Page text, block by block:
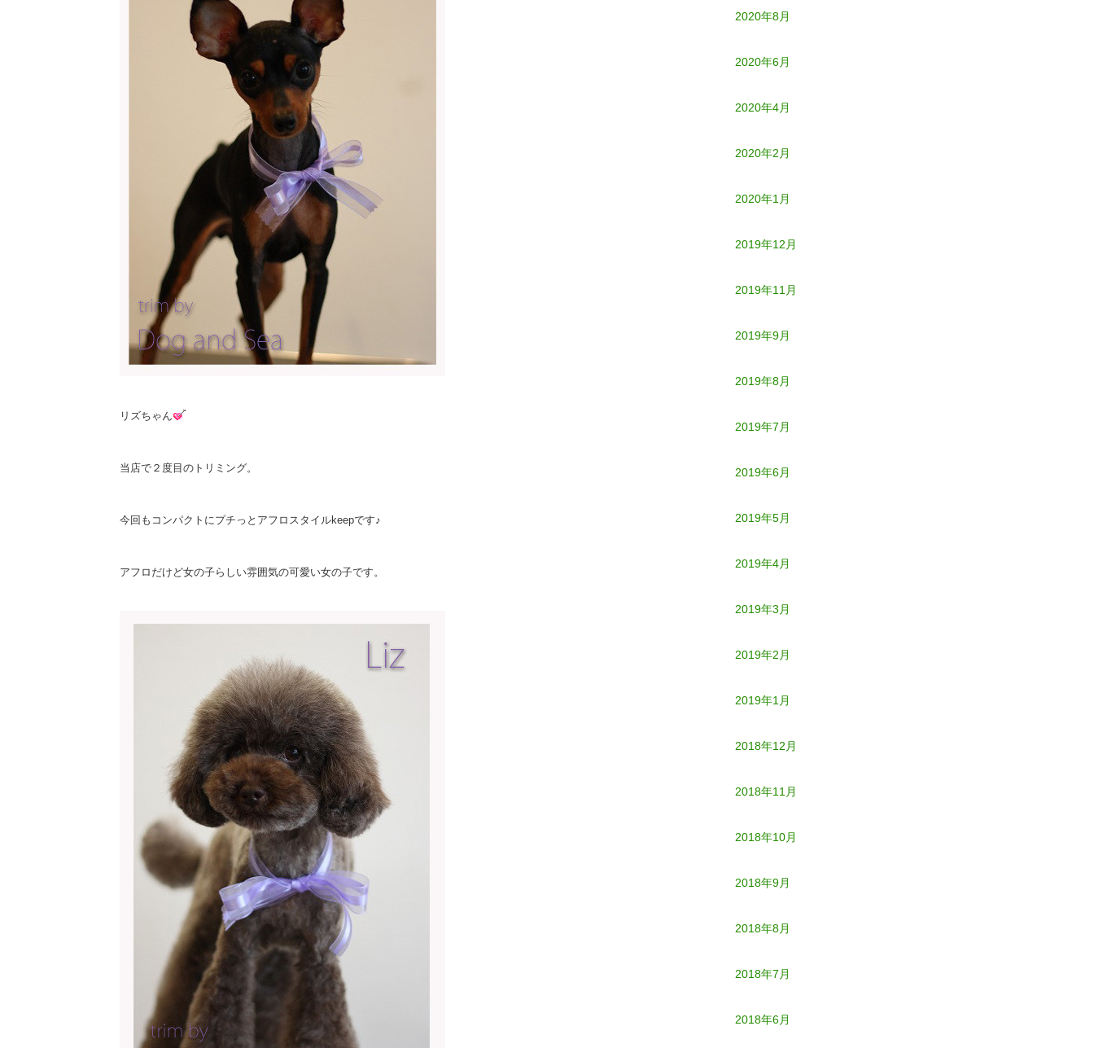
リズちゃん
当店で２度目のトリミング。
今回もコンパクトにプチっとアフロスタイルkeepです♪
アフロだけど女の子らしい雰囲気の可愛い女の子です。
2020年8月
2020年6月
2020年4月
2020年2月
2020年1月
2019年12月
2019年11月
2019年9月
2019年8月
2019年7月
2019年6月
2019年5月
2019年4月
2019年3月
2019年2月
2019年1月
2018年12月
2018年11月
2018年10月
2018年9月
2018年8月
2018年7月
2018年6月